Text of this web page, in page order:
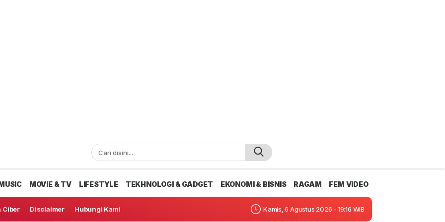
MOVIE & TV LIFESTYLE TEKHNOLOGI & GADGET EKONOMI & BISNIS RAGAM FEM VIDEO
Ciber Disclaimer Hubungi Kami Kamis, 6 Agustus 2026 - 19:16 WIB